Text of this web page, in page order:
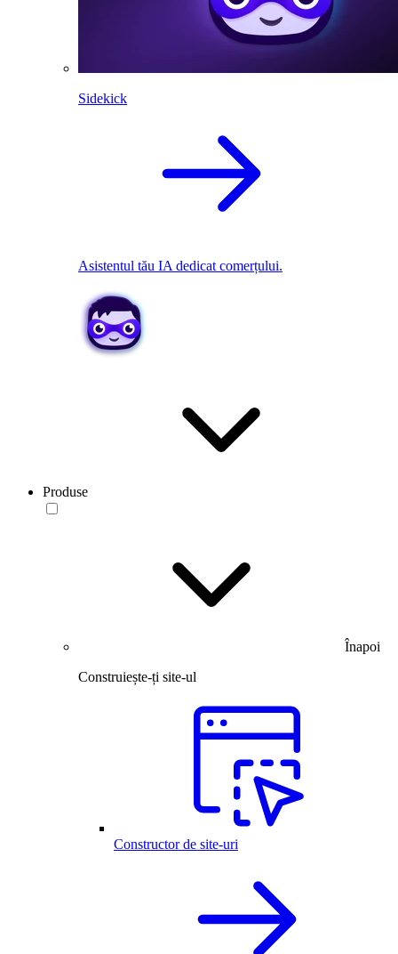
Sidekick
Asistentul tău IA dedicat comerțului.
Produse
Înapoi
Construiește-ți site-ul
Constructor de site-uri